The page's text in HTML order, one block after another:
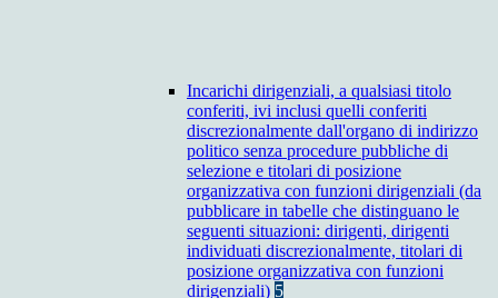
Incarichi dirigenziali, a qualsiasi titolo
conferiti, ivi inclusi quelli conferiti
discrezionalmente dall'organo di indirizzo
politico senza procedure pubbliche di
selezione e titolari di posizione
organizzativa con funzioni dirigenziali (da
pubblicare in tabelle che distinguano le
seguenti situazioni: dirigenti, dirigenti
individuati discrezionalmente, titolari di
posizione organizzativa con funzioni
dirigenziali) 5